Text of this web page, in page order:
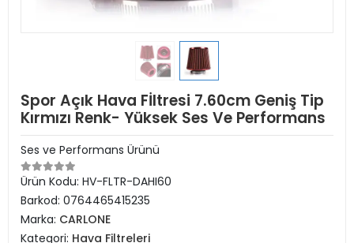
Spor Açık Hava Fİltresi 7.60cm Geniş Tip
Kırmızı Renk- Yüksek Ses Ve Performans
Ses ve Performans Ürünü
Ürün Kodu: HV-FLTR-DAHI60
Barkod: 0764465415235
Marka: CARLONE
Kategori: Hava Filtreleri